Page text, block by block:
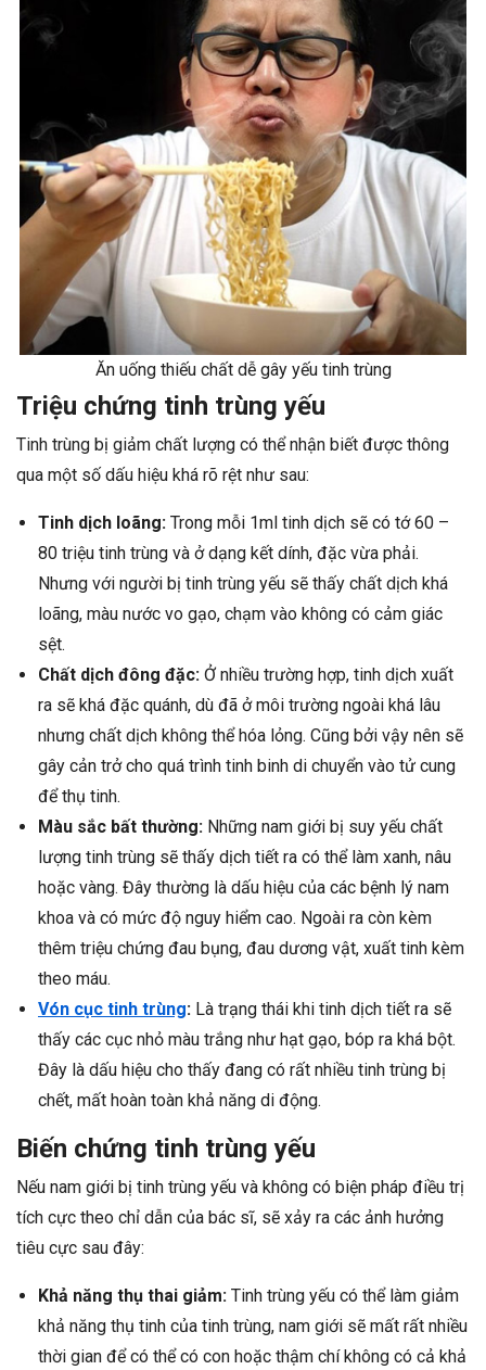
Ăn uống thiếu chất dễ gây yếu tinh trùng
Triệu chứng tinh trùng yếu
Tinh trùng bị giảm chất lượng có thể nhận biết được thông
qua một số dấu hiệu khá rõ rệt như sau:
Tinh dịch loãng: Trong mỗi 1ml tinh dịch sẽ có tớ 60 –
80 triệu tinh trùng và ở dạng kết dính, đặc vừa phải.
Nhưng với người bị tinh trùng yếu sẽ thấy chất dịch khá
loãng, màu nước vo gạo, chạm vào không có cảm giác
sệt.
Chất dịch đông đặc: Ở nhiều trường hợp, tinh dịch xuất
ra sẽ khá đặc quánh, dù đã ở môi trường ngoài khá lâu
nhưng chất dịch không thể hóa lỏng. Cũng bởi vậy nên sẽ
gây cản trở cho quá trình tinh binh di chuyển vào tử cung
để thụ tinh.
Màu sắc bất thường: Những nam giới bị suy yếu chất
lượng tinh trùng sẽ thấy dịch tiết ra có thể làm xanh, nâu
hoặc vàng. Đây thường là dấu hiệu của các bệnh lý nam
khoa và có mức độ nguy hiểm cao. Ngoài ra còn kèm
thêm triệu chứng đau bụng, đau dương vật, xuất tinh kèm
theo máu.
Vón cục tinh trùng: Là trạng thái khi tinh dịch tiết ra sẽ
thấy các cục nhỏ màu trắng như hạt gạo, bóp ra khá bột.
Đây là dấu hiệu cho thấy đang có rất nhiều tinh trùng bị
chết, mất hoàn toàn khả năng di động.
Biến chứng tinh trùng yếu
Nếu nam giới bị tinh trùng yếu và không có biện pháp điều trị
tích cực theo chỉ dẫn của bác sĩ, sẽ xảy ra các ảnh hưởng
tiêu cực sau đây:
Khả năng thụ thai giảm: Tinh trùng yếu có thể làm giảm
khả năng thụ tinh của tinh trùng, nam giới sẽ mất rất nhiều
thời gian để có thể có con hoặc thậm chí không có cả khả